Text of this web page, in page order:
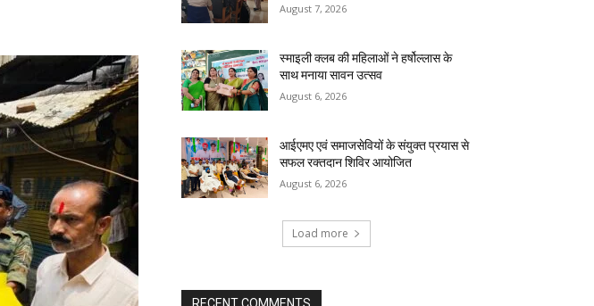
August 7, 2026
स्माइली क्लब की महिलाओं ने हर्षोल्लास के
साथ मनाया सावन उत्सव
August 6, 2026
आईएमए एवं समाजसेवियों के संयुक्त प्रयास से
सफल रक्तदान शिविर आयोजित
August 6, 2026
Load more
RECENT COMMENTS